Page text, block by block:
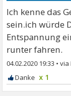
Ich kenne das
sein.ich würde
Entspannung
runter fahren.
04.02.2020 19:33 •
x 1